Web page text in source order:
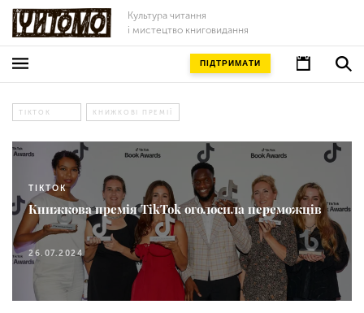
Культура читання
і мистецтво книговидання
ПІДТРИМАТИ
TIKTOK КНИЖКОВІ ПРЕМІЇ
TIKTOK
Книжкова премія TikTok оголосила переможців
26.07.2024